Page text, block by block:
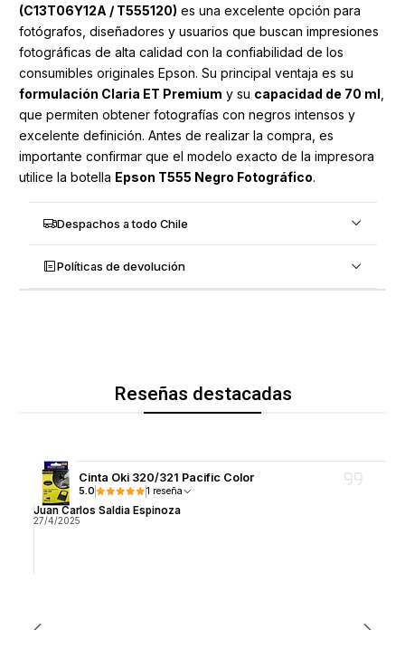
(C13T06Y12A / T555120) es una excelente opción para
fotógrafos, diseñadores y usuarios que buscan impresiones
fotográficas de alta calidad con la confiabilidad de los
consumibles originales Epson. Su principal ventaja es su
formulación Claria ET Premium y su capacidad de 70 ml
que permiten obtener fotografías con negros intensos y
excelente definición. Antes de realizar la compra, es
importante confirmar que el modelo exacto de la impresora
utilice la botella Epson T555 Negro Fotográfico.
Despachos a todo Chile
Políticas de devolución
Reseñas destacadas
Cinta Oki 320/321 Pacific Color
5.0 1 reseña
Juan Carlos Saldia Espinoza
27/4/2025